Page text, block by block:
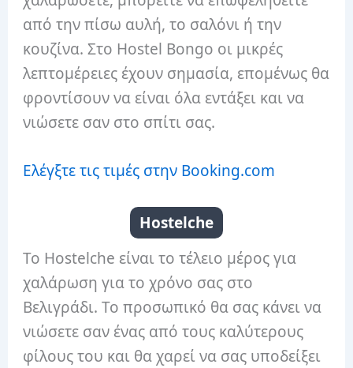
από την πίσω αυλή, το σαλόνι ή την
κουζίνα. Στο Hostel Bongo οι μικρές
λεπτομέρειες έχουν σημασία, επομένως θα
φροντίσουν να είναι όλα εντάξει και να
νιώσετε σαν στο σπίτι σας.
Ελέγξτε τις τιμές στην Booking.com
Hostelche
Το Hostelche είναι το τέλειο μέρος για
χαλάρωση για το χρόνο σας στο
Βελιγράδι. Το προσωπικό θα σας κάνει να
νιώσετε σαν ένας από τους καλύτερους
φίλους του και θα χαρεί να σας υποδείξει